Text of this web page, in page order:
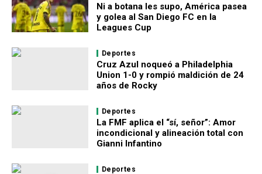
Ni a botana les supo, América pasea
y golea al San Diego FC en la
Leagues Cup
Deportes
Cruz Azul noqueó a Philadelphia
Union 1-0 y rompió maldición de 24
años de Rocky
Deportes
La FMF aplica el “sí, señor”: Amor
incondicional y alineación total con
Gianni Infantino
Deportes